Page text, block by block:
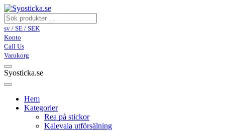
sv / SE / SEK
Konto
Call Us
Varukorg
Syosticka.se
Hem
Kategorier
Rea på stickor
Kalevala utförsälning